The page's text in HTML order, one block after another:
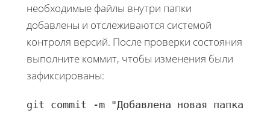
необходимые файлы внутри папки
добавлены и отслеживаются системой
контроля версий. После проверки состояния
выполните коммит, чтобы изменения были
зафиксированы:
git commit -m "Добавлена новая папка"